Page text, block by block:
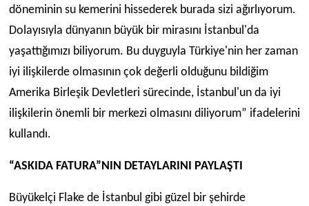
döneminin su kemerini hissederek burada sizi ağırlıyorum.
Dolayısıyla dünyanın büyük bir mirasını İstanbul'da
yaşattığımızı biliyorum. Bu duyguyla Türkiye'nin her zaman
iyi ilişkilerde olmasının çok değerli olduğunu bildiğim
Amerika Birleşik Devletleri sürecinde, İstanbul'un da iyi
ilişkilerin önemli bir merkezi olmasını diliyorum” ifadelerini
kullandı.
“ASKIDA FATURA”NIN DETAYLARINI PAYLAŞTI
Büyükelçi Flake de İstanbul gibi güzel bir şehirde